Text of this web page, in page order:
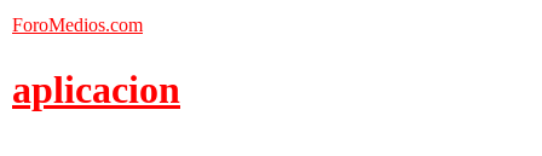
ForoMedios.com
aplicacion